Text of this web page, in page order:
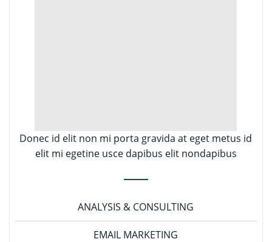
Donec id elit non mi porta gravida at eget metus id
elit mi egetine usce dapibus elit nondapibus
ANALYSIS & CONSULTING
EMAIL MARKETING